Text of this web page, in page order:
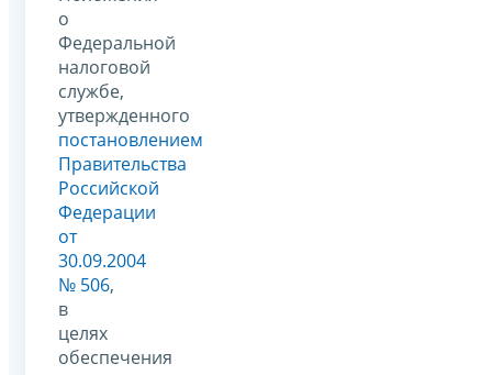
о
Федеральной
налоговой
службе,
утвержденного
постановлением
Правительства
Российской
Федерации
от
30.09.2004
№ 506,
в
целях
обеспечения